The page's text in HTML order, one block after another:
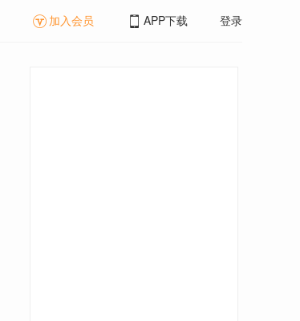
加入会员 APP下载 登录